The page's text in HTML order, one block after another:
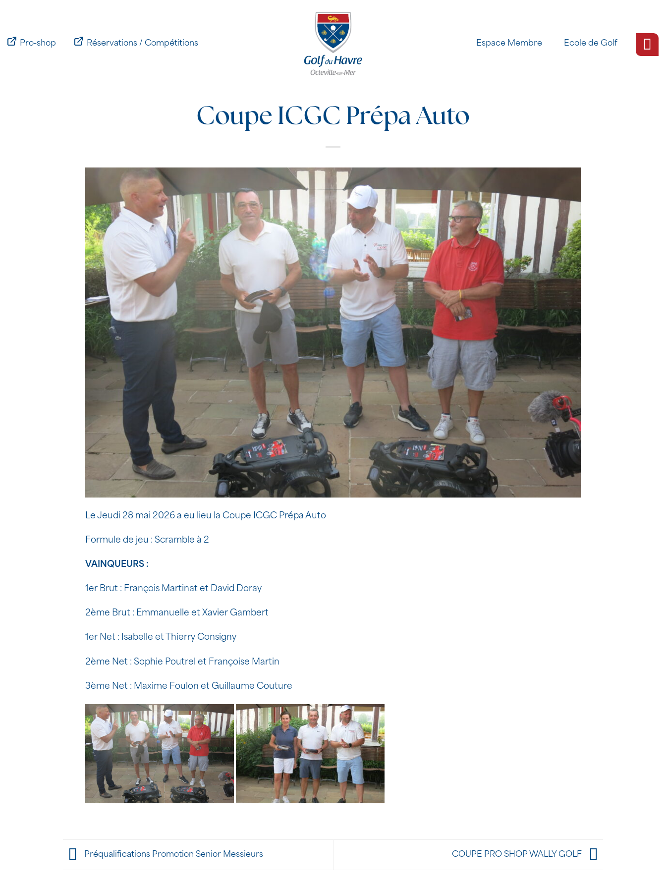
Pro-shop
Réservations / Compétitions Espace Membre Ecole de Golf
Coupe ICGC Prépa Auto
Le Jeudi 28 mai 2026 a eu lieu la Coupe ICGC Prépa Auto
Formule de jeu : Scramble à 2
VAINQUEURS :
1er Brut : François Martinat et David Doray
2ème Brut : Emmanuelle et Xavier Gambert
1er Net : Isabelle et Thierry Consigny
2ème Net : Sophie Poutrel et Françoise Martin
3ème Net : Maxime Foulon et Guillaume Couture
Préqualifications Promotion Senior Messieurs COUPE PRO SHOP WALLY GOLF